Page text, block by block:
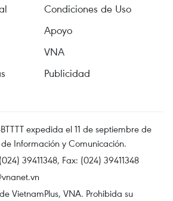
Condiciones de Uso
Apoyo
VNA
Publicidad
expedida el 11 de septiembre de
Información y Comunicación.
39411348, Fax: (024) 39411348
VietnamPlus, VNA. Prohibida su